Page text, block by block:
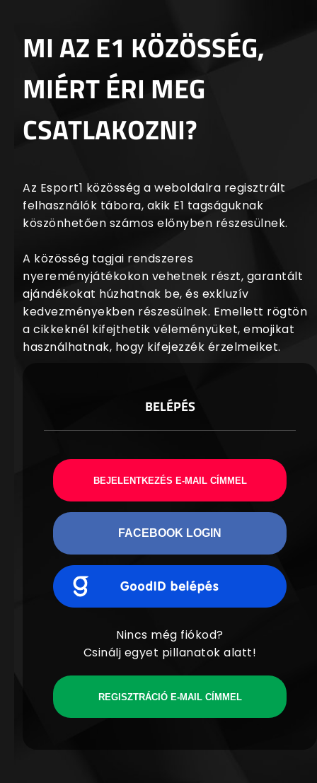
MI AZ E1 KÖZÖSSÉG,
MIÉRT ÉRI MEG
CSATLAKOZNI?
Az Esport1 közösség a weboldalra regisztrált
felhasználók tábora, akik E1 tagságuknak
köszönhetően számos előnyben részesülnek.
A közösség tagjai rendszeres
nyereményjátékokon vehetnek részt, garantált
ajándékokat húzhatnak be, és exkluzív
kedvezményekben részesülnek. Emellett rögtön
a cikkeknél kifejthetik véleményüket, emojikat
használhatnak, hogy kifejezzék érzelmeiket.
BELÉPÉS
BEJELENTKEZÉS E-MAIL CÍMMEL
FACEBOOK LOGIN
Nincs még fiókod?
Csinálj egyet pillanatok alatt!
REGISZTRÁCIÓ E-MAIL CÍMMEL